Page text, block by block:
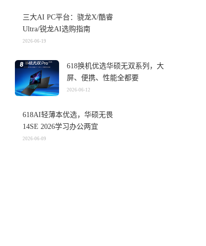
三大AI PC平台：骁龙X/酷睿
Ultra/锐龙AI选购指南
2026-06-19
618换机优选华硕无双系列，大
屏、便携、性能全都要
2026-06-12
618AI轻薄本优选，华硕无畏
14SE 2026学习办公两宜
2026-06-09